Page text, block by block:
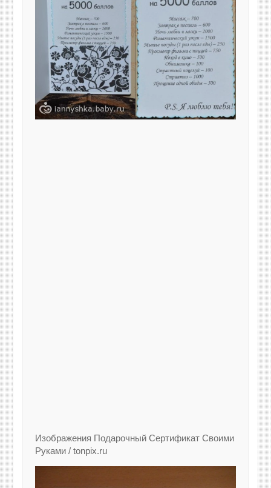
Изображения Подарочный Сертификат Своими
Руками / tonpix.ru